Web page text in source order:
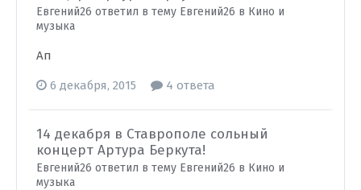
Евгений26 ответил в тему Евгений26 в Кино и
музыка
Ап
6 декабря, 2015 4 ответа
14 декабря в Ставрополе сольный
концерт Артура Беркута!
Евгений26 ответил в тему Евгений26 в Кино и
музыка